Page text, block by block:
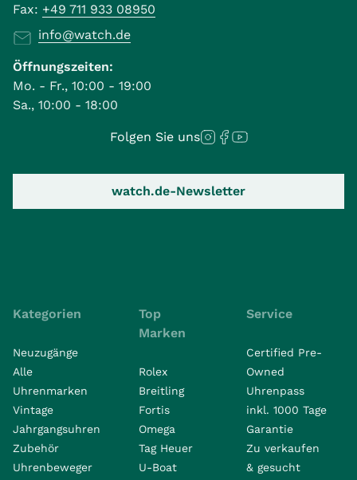
Fax: +49 711 933 08950
info@watch.de
Öffnungszeiten:
Mo. - Fr., 10:00 - 19:00
Sa., 10:00 - 18:00
Folgen Sie uns
watch.de-Newsletter
Kategorien
Neuzugänge
Alle
Uhrenmarken
Vintage
Jahrgangsuhren
Zubehör
Uhrenbeweger
Top
Marken
Rolex
Breitling
Fortis
Omega
Tag Heuer
U-Boat
Service
Certified Pre-
Owned
Uhrenpass
inkl. 1000 Tage
Garantie
Zu verkaufen
& gesucht